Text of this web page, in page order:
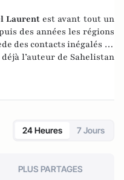
Laurent est avant tout un
des années les régions
des contacts inégalés au
l’auteur de Sahelistan
24 Heures 7 Jours
PLUS PARTAGES